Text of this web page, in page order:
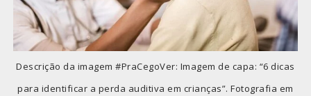
Descrição da imagem #PraCegoVer: Imagem de capa: “6 dicas
para identificar a perda auditiva em crianças”. Fotografia em